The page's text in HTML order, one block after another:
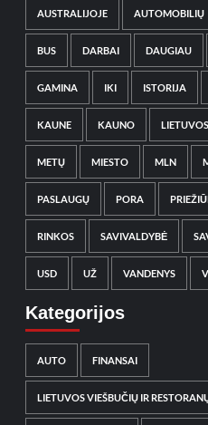
AUSTRALIJOJE AUTOMOBILIŲ
BUS DARBAI DAUGIAU
GAMINA IKI ISTORIJA
KAUNE KAUNO LIETUVOS
METŲ MIESTO MLN
PASLAUGŲ PORA
RINKOS SAVIVALDYBĖ
USD UŽ VANDENYS
Kategorijos
AUTO FINANSAI
LIETUVOS VIEŠBUČIŲ IR